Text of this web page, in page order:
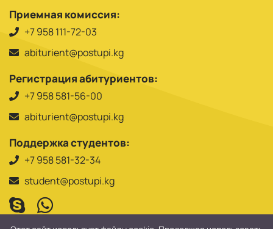
Приемная комиссия:
+7 958 111-72-03
abiturient@postupi.kg
Регистрация абитуриентов:
+7 958 581-56-00
abiturient@postupi.kg
Поддержка студентов:
+7 958 581-32-34
student@postupi.kg